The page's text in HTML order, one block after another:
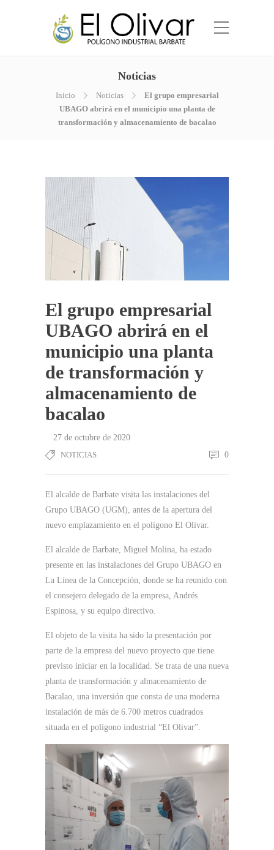
Noticias
Inicio Noticias
El grupo empresarial
UBAGO abrirá en el municipio una planta de
transformación y almacenamiento de bacalao
El grupo empresarial
UBAGO abrirá en el
municipio una planta
de transformación y
almacenamiento de
bacalao
27 de octubre de 2020
NOTICIAS
0
El alcalde de Barbate visita las instalaciones del
Grupo UBAGO (UGM), antes de la apertura del
nuevo emplazamiento en el polígono El Olivar.
El alcalde de Barbate, Miguel Molina, ha estado
presente en las instalaciones del Grupo UBAGO en
La Línea de la Concepción, donde se ha reunido con
el consejero delegado de la empresa, Andrés
Espinosa, y su equipo directivo.
El objeto de la visita ha sido la presentación por
parte de la empresa del nuevo proyecto que tiene
previsto iniciar en la localidad. Se trata de una nueva
planta de transformación y almacenamiento de
Bacalao, una inversión que consta de una moderna
instalación de más de 6.700 metros cuadrados
situada en el polígono industrial “El Olivar”.